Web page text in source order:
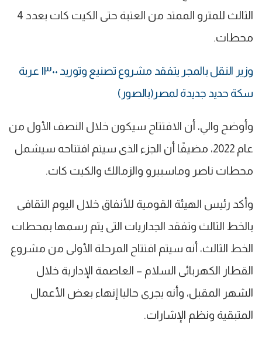
الثالث للمترو الممتد من العتبة حتى الكيت كات بعدد 4
محطات.
وزير النقل بالمجر يتفقد مشروع تصنيع وتوريد ١٣٠٠ عربة
سكة حديد جديدة لمصر(بالصور)
وأوضح والي، أن الافتتاح سيكون خلال النصف الأول من
عام 2022، مضيفًا أن الجزء الذى سيتم افتتاحه سيشمل
محطات ناصر وماسبيرو والزمالك والكيت كات.
وأكد رئيس الهيئة القومية للأنفاق خلال اليوم الثقافى
بالخط الثالث وتفقد الجداريات التى يتم رسمها بمحطات
الخط الثالث، أنه سيتم افتتاح المرحلة الأولى من مشروع
القطار الكهربائى السلام – العاصمة الإدارية خلال
الشهر المقبل، وأنه يجرى حاليا إنهاء بعض الأعمال
المتبقية ونظم الإشارات.